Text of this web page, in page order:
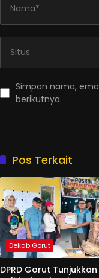
Simpan nama,
berikutnya.
Pos Terkait
Dekab Gorut
DPRD Gorut Tunjukkan